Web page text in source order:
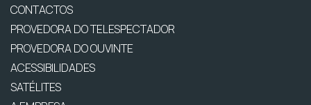
CONTACTOS
PROVEDORA DO TELESPECTADOR
PROVEDORA DO OUVINTE
ACESSIBILIDADES
SATÉLITES